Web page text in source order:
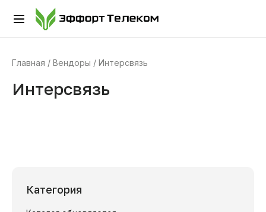
Главная Вендоры Интерсвязь
Интерсвязь
Категория